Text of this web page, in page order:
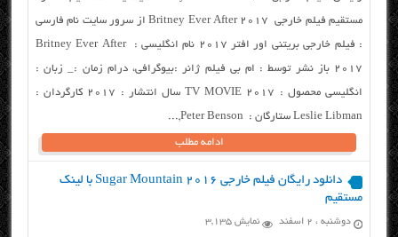
مستقیم فیلم خارجی Britney Ever After 2017 از سرور سایت نام فارسی
: فیلم خارجی بریتنی اور افتر ۲۰۱۷ نام انگلیسی : Britney Ever After
2017 باز نشر توسط : ام بی فیلم ژانر :بیوگرافی، درام زمان :_ زبان :
انگلیسی محصول : TV MOVIE 2017 سال انتشار : ۲۰۱۷ کارگردان :
Leslie Libman ستارگان : Peter Benson,...
ادامه مطلب
دانلود رایگان فیلم خارجی Sugar Mountain 2016 با لینک
مستقیم
دوشنبه ، ۲ اسفند نمایش 3,135